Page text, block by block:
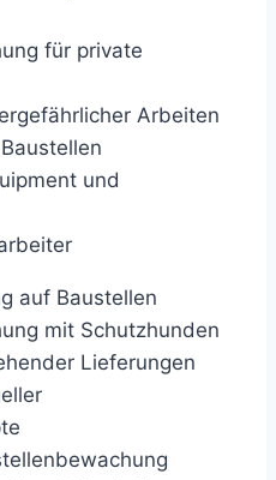
für private
Arbeiten
und
auf Baustellen
mit Schutzhunden
Lieferungen